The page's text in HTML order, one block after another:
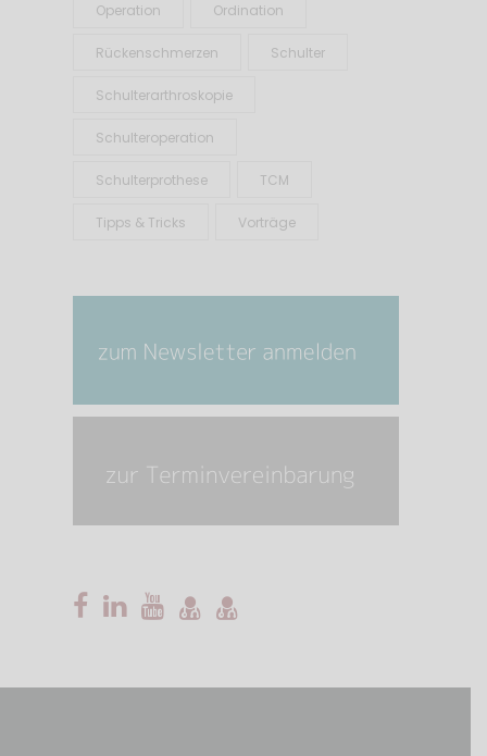
Operation Ordination
Rückenschmerzen Schulter
Schulterarthroskopie
Schulteroperation
Schulterprothese TCM
Tipps & Tricks Vorträge